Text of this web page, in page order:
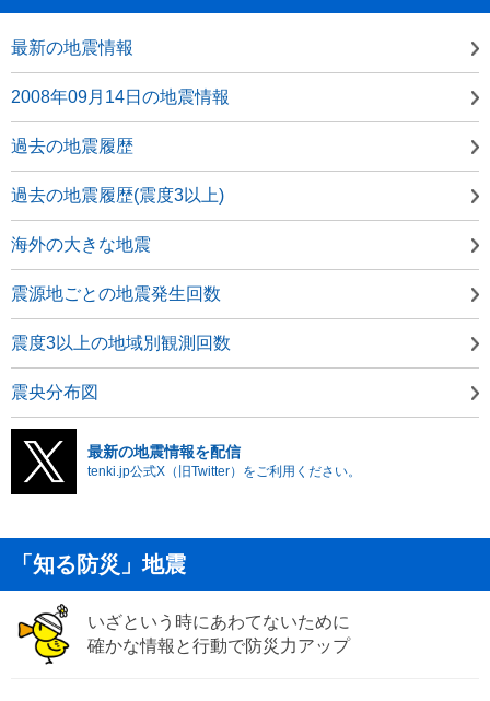
最新の地震情報
2008年09月14日の地震情報
過去の地震履歴
過去の地震履歴(震度3以上)
海外の大きな地震
震源地ごとの地震発生回数
震度3以上の地域別観測回数
震央分布図
最新の地震情報を配信
tenki.jp公式X（旧Twitter）をご利用ください。
「知る防災」地震
いざという時にあわてないために
確かな情報と行動で防災力アップ